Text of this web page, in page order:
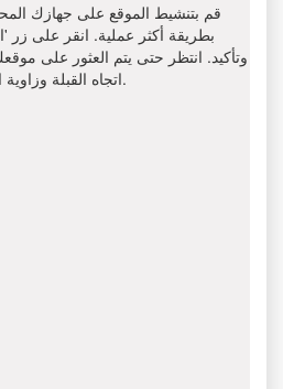
قم بتنشيط الموقع على جهازك
بطريقة أكثر عملية. انقر على زر
وتأكيد. انتظر حتى يتم العثور على
اتجاه القبلة وزاوية القبلة اللازمة لبوصلة بسرعة.